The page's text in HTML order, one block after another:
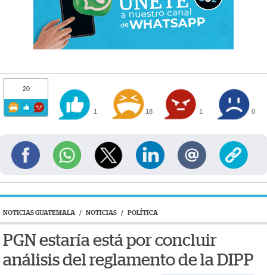
20
1 18 1 0
NOTICIAS GUATEMALA / NOTICIAS / POLÍTICA
PGN estaría está por concluir
análisis del reglamento de la DIPP